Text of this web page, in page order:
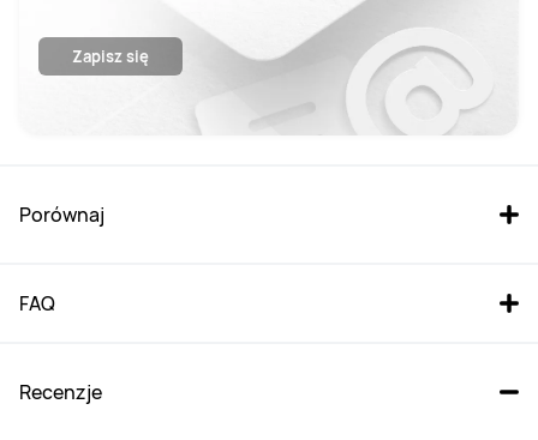
Wyrażam zgodę na otrzymywanie drogą elektroniczną na
wskazany przeze mnie adres e-mail spersonalizowanych
informacji handlowych, w tym informacji o produktach,
wydarzeniach, promocjach i zniżkach od Huawei Polska.
Przysługuje mi prawo cofnięcia niniejszej zgody w każdym
czasie. Aby to zrobić, należy wejść w ostatni newsletter i kliknąć
„Anuluj subskrypcję” na samym dole.
Zapisz się
Porównaj
FAQ
Recenzje